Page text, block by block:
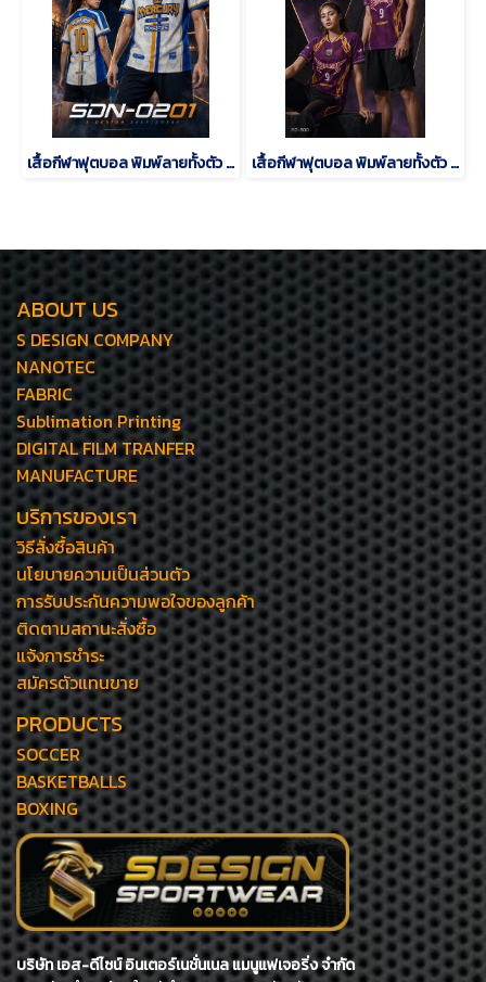
เสื้อกีฬาฟุตบอล พิมพ์ลายทั้งตัว เนื้อผ้า "นาโนเทค"SDN-0201 เสื้อกีฬาฟุตบอล พิมพ์ลายทั้งตัว เนื้อผ้า "นาโนเทค"SD-500
ABOUT US
S DESIGN COMPANY
NANOTEC
FABRIC
Sublimation Printing
DIGITAL FILM TRANFER
MANUFACTURE
บริการของเรา
วิธีสั่งซื้อสินค้า
นโยบายความเป็นส่วนตัว
การรับประกันความพอใจของลูกค้า
ติดตามสถานะสั่งซื้อ
แจ้งการชำระ
สมัครตัวแทนขาย
PRODUCTS
SOCCER
BASKETBALLS
BOXING
บริษัท เอส-ดีไซน์ อินเตอร์เนชั่นเนล แมนูแฟเจอริ่ง จำกัด